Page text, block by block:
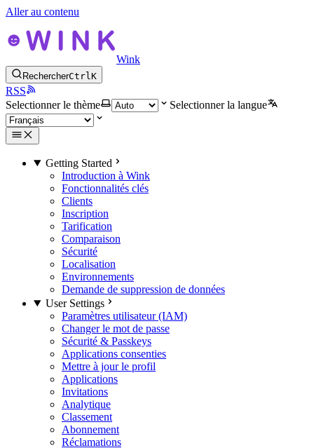
Aller au contenu
Wink
RechercherCtrlK
RSS
Selectionner le thème
Selectionner la langue
Getting Started
Introduction à Wink
Fonctionnalités clés
Clients
Inscription
Tarification
Comparaison
Sécurité
Localisation
Environnements
Demande de suppression de données
User Settings
Paramètres utilisateur (IAM)
Changer le mot de passe
Sécurité & Passkeys
Applications consenties
Mettre à jour le profil
Applications
Invitations
Analytique
Classement
Abonnement
Réclamations